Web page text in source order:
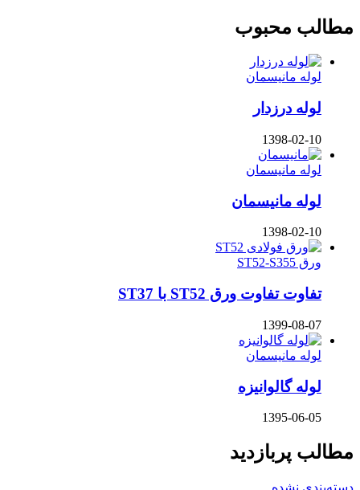
مطالب محبوب
لوله مانیسمان
لوله درزدار
1398-02-10
لوله مانیسمان
لوله مانیسمان
1398-02-10
ورق ST52-S355
تفاوت تفاوت ورق ST52 با ST37
1399-08-07
لوله مانیسمان
لوله گالوانیزه
1395-06-05
مطالب پربازدید
دسته‌بندی نشده